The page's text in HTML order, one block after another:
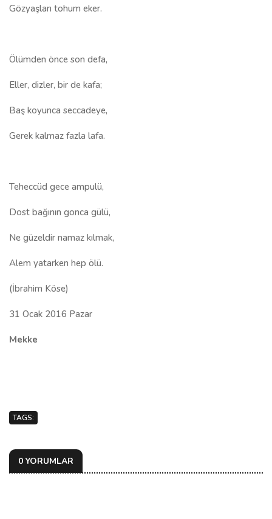
Gözyaşları tohum eker.
Ölümden önce son defa,
Eller, dizler, bir de kafa;
Baş koyunca seccadeye,
Gerek kalmaz fazla lafa.
Teheccüd gece ampulü,
Dost bağının gonca gülü,
Ne güzeldir namaz kılmak,
Alem yatarken hep ölü.
(İbrahim Köse)
31 Ocak 2016 Pazar
Mekke
TAGS:
0 YORUMLAR